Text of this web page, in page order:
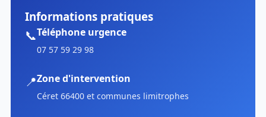
Informations pratiques
📞Téléphone urgence
07 57 59 29 98
📍Zone d'intervention
Céret 66400 et communes limitrophes